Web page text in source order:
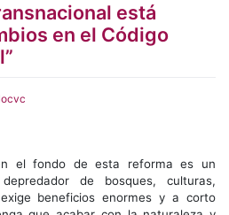
está
en el Código
el fondo de esta reforma es un
de bosques, culturas,
beneficios enormes y a corto